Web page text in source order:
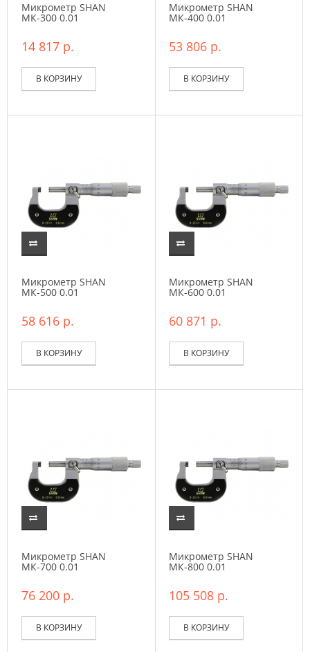
Микрометр SHAN
МК-300 0.01
14 817 р.
В КОРЗИНУ
Микрометр SHAN
МК-400 0.01
53 806 р.
В КОРЗИНУ
Микрометр SHAN
МК-500 0.01
58 616 р.
В КОРЗИНУ
Микрометр SHAN
МК-600 0.01
60 871 р.
В КОРЗИНУ
Микрометр SHAN
МК-700 0.01
76 200 р.
В КОРЗИНУ
Микрометр SHAN
МК-800 0.01
105 508 р.
В КОРЗИНУ